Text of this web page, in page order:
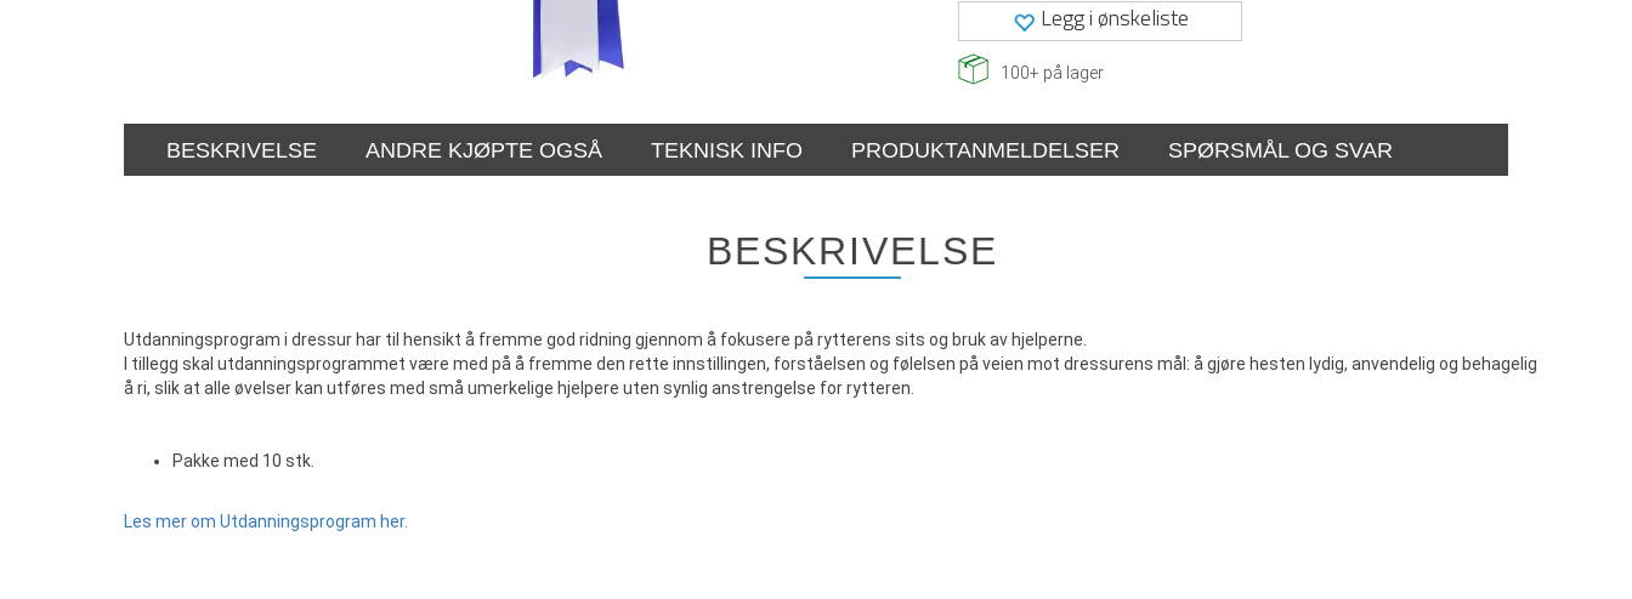
Legg i ønskeliste
100+ på lager
BESKRIVELSE ANDRE KJØPTE OGSÅ TEKNISK INFO PRODUKTANMELDELSER SPØRSMÅL OG SVAR
BESKRIVELSE
Utdanningsprogram i dressur har til hensikt å fremme god ridning gjennom å fokusere på rytterens sits og bruk av hjelperne.
I tillegg skal utdanningsprogrammet være med på å fremme den rette innstillingen, forståelsen og følelsen på veien mot dressurens mål: å gjøre hesten lydig, anvendelig og behagelig
å ri, slik at alle øvelser kan utføres med små umerkelige hjelpere uten synlig anstrengelse for rytteren.
Pakke med 10 stk.
Les mer om Utdanningsprogram her.